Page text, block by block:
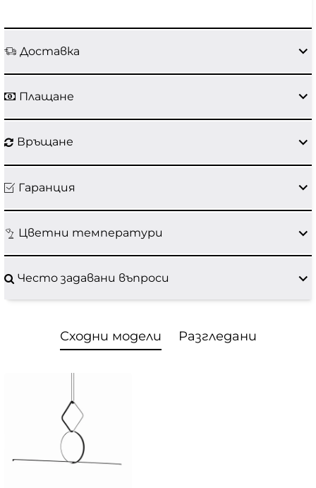
Доставка
Плащане
Връщане
Гаранция
Цветни температури
Често задавани въпроси
Сходни модели Разгледани